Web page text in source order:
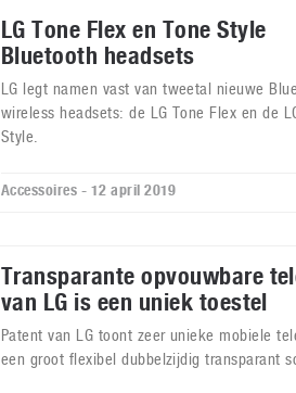
LG Tone Flex en Tone Style
Bluetooth headsets
LG legt namen vast van tweetal nieuwe
wireless headsets: de LG Tone Flex en de
Style.
Accessoires - 12 april 2019
Transparante opvouwbare
van LG is een uniek toestel
Patent van LG toont zeer unieke mobiele
een groot flexibel dubbelzijdig transparant